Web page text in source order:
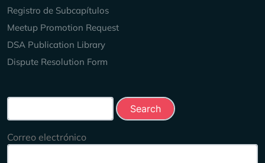
Registro de Subcapítulos
Meetup Promotion Request
DSA Publication Library
Dispute Resolution Form
Correo electrónico